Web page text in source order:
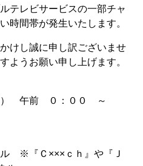
テレビサービスの一部チャ
時間帯が発生いたします。
けし誠に申し訳ございませ
ようお願い申し上げます。
金） 午前 ０：００ ～
ル ※『Ｃ×××ｃｈ』や『Ｊ